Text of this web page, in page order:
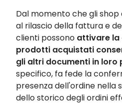
Dal momento che gli
al rilascio della fattura e
clienti possono attivare la
prodotti acquistati
gli altri documenti in loro
specifico, fa fede la
presenza dell'ordine nella
dello storico degli ordini